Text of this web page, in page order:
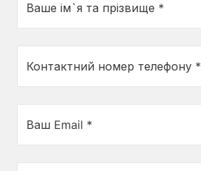
Ваше ім`я та прізвище *
Контактний номер телефону *
Ваш Email *